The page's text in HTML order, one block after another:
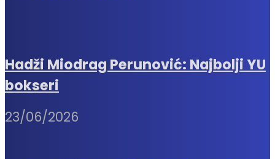
Hadži Miodrag Perunović: Najbolji YU
bokseri
23/06/2026